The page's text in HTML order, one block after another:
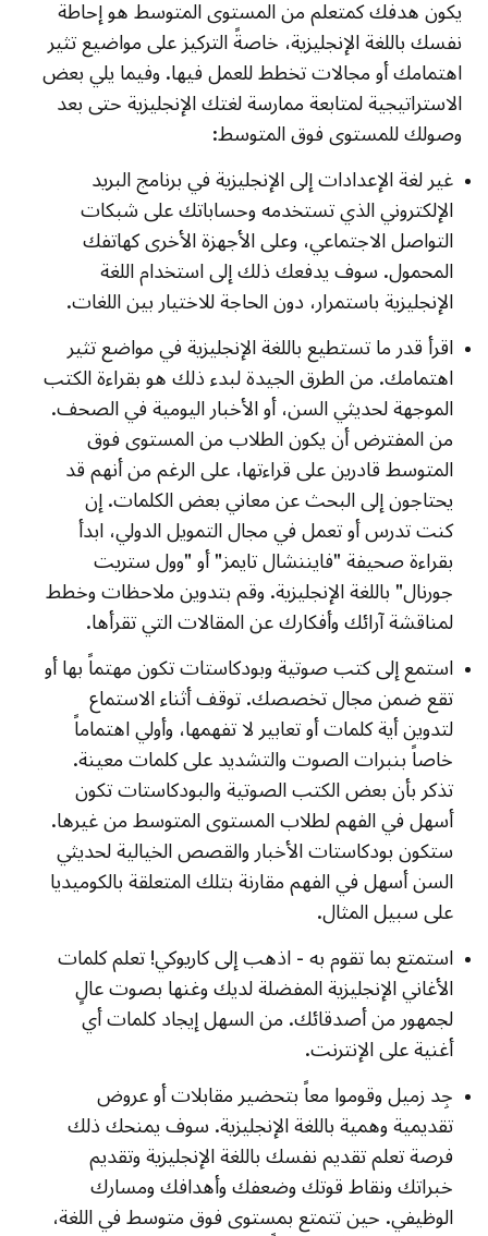
يكون هدفك كمتعلم من المستوى المتوسط هو إحاطة
نفسك باللغة الإنجليزية، خاصةً التركيز على مواضيع تثير
اهتمامك أو مجالات تخطط للعمل فيها. وفيما يلي بعض
الاستراتيجية لمتابعة ممارسة لغتك الإنجليزية حتى بعد
وصولك للمستوى فوق المتوسط:
غير لغة الإعدادات إلى الإنجليزية في برنامج البريد
الإلكتروني الذي تستخدمه وحساباتك على شبكات
التواصل الاجتماعي، وعلى الأجهزة الأخرى كهاتفك
المحمول. سوف يدفعك ذلك إلى استخدام اللغة
الإنجليزية باستمرار، دون الحاجة للاختيار بين اللغات.
اقرأ قدر ما تستطيع باللغة الإنجليزية في مواضع تثير
اهتمامك. من الطرق الجيدة لبدء ذلك هو بقراءة الكتب
الموجهة لحديثي السن، أو الأخبار اليومية في الصحف.
من المفترض أن يكون الطلاب من المستوى فوق
المتوسط قادرين على قراءتها، على الرغم من أنهم قد
يحتاجون إلى البحث عن معاني بعض الكلمات. إن
كنت تدرس أو تعمل في مجال التمويل الدولي، ابدأ
بقراءة صحيفة "فايننشال تايمز" أو "وول ستريت
جورنال" باللغة الإنجليزية. وقم بتدوين ملاحظات وخطط
لمناقشة آرائك وأفكارك عن المقالات التي تقرأها.
استمع إلى كتب صوتية وبودكاستات تكون مهتماً بها أو
تقع ضمن مجال تخصصك. توقف أثناء الاستماع
لتدوين أية كلمات أو تعابير لا تفهمها، وأولي اهتماماً
خاصاً بنبرات الصوت والتشديد على كلمات معينة.
تذكر بأن بعض الكتب الصوتية والبودكاستات تكون
أسهل في الفهم لطلاب المستوى المتوسط من غيرها.
ستكون بودكاستات الأخبار والقصص الخيالية لحديثي
السن أسهل في الفهم مقارنة بتلك المتعلقة بالكوميديا
على سبيل المثال.
استمتع بما تقوم به - اذهب إلى كاريوكي! تعلم كلمات
الأغاني الإنجليزية المفضلة لديك وغنها بصوت عالٍ
لجمهور من أصدقائك. من السهل إيجاد كلمات أي
أغنية على الإنترنت.
جِد زميل وقوموا معاً بتحضير مقابلات أو عروض
تقديمية وهمية باللغة الإنجليزية. سوف يمنحك ذلك
فرصة تعلم تقديم نفسك باللغة الإنجليزية وتقديم
خبراتك ونقاط قوتك وضعفك وأهدافك ومسارك
الوظيفي. حين تتمتع بمستوى فوق متوسط في اللغة،